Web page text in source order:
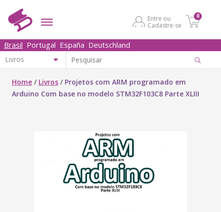
Entre ou
Cadastre-se
0
Brasil Portugal España Deutschland
Home / Livros / Projetos com ARM programado em
Arduino Com base no modelo STM32F103C8 Parte XLIII